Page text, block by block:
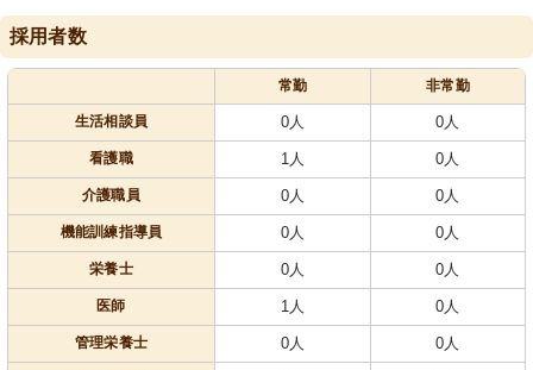
採用者数
常勤 非常勤
生活相談員 0人 0人
看護職 1人 0人
介護職員 0人 0人
機能訓練指導員 0人 0人
栄養士 0人 0人
医師 1人 0人
管理栄養士 0人 0人